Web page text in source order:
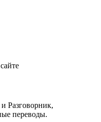
Разговорник,
переводы.